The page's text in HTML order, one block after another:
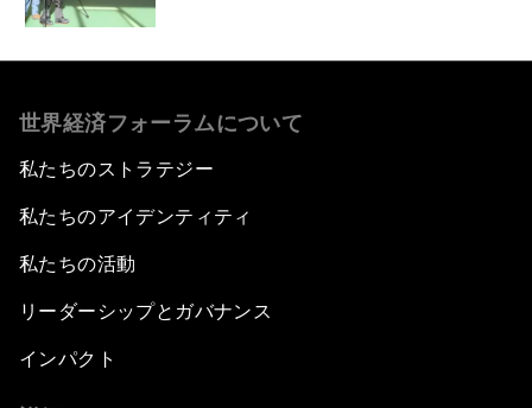
世界経済フォーラムについて
私たちのストラテジー
私たちのアイデンティティ
私たちの活動
リーダーシップとガバナンス
インパクト